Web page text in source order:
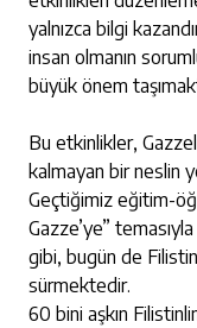
yalnızca bilgi
insan olmanın
büyük önem
Bu etkinlikler, Gazzeli
kalmayan bir neslin
Geçtiğimiz eğitim-
Gazze’ye”
gibi, bugün de
sürmektedir.
60 bini aşkın